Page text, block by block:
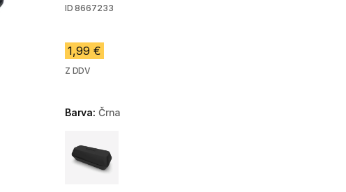
ID 8667233
1,99 €
Z DDV
Barva: Črna